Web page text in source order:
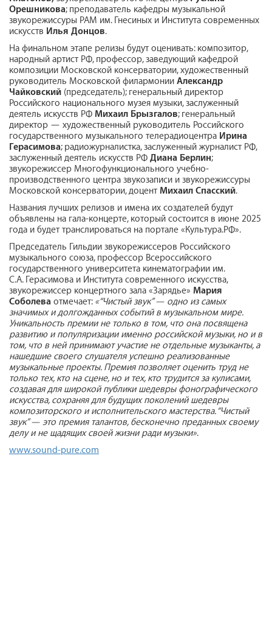
Орешникова; преподаватель кафедры музыкальной
звукорежиссуры РАМ им. Гнесиных и Института современных
искусств Илья Донцов.
На финальном этапе релизы будут оценивать: композитор,
народный артист РФ, профессор, заведующий кафедрой
композиции Московской консерватории, художественный
руководитель Московской филармонии Александр
Чайковский (председатель); генеральный директор
Российского национального музея музыки, заслуженный
деятель искусств РФ Михаил Брызгалов; генеральный
директор — художественный руководитель Российского
государственного музыкального телерадиоцентра Ирина
Герасимова; радиожурналистка, заслуженный журналист РФ,
заслуженный деятель искусств РФ Диана Берлин;
звукорежиссер Многофункционального учебно-
производственного центра звукозаписи и звукорежиссуры
Московской консерватории, доцентМихаил Спасский.
Названия лучших релизов и имена их создателей будут
объявлены на гала-концерте, который состоится в июне 2025
года и будет транслироваться на портале «Культура.РФ».
Председатель Гильдии звукорежиссеров Российского
музыкального союза, профессор Всероссийского
государственного университета кинематографии им.
С.А. Герасимова и Института современного искусства,
звукорежиссер концертного зала «Зарядье» Мария
Соболева отмечает: «“Чистый звук” — одно из самых
значимых и долгожданных событий в музыкальном мире.
Уникальность премии не только в том, что она посвящена
развитию и популяризации именно российской музыки, но и в
том, что в ней принимают участие не отдельные музыканты, а
нашедшие своего слушателя успешно реализованные
музыкальные проекты. Премия позволяет оценить труд не
только тех, кто на сцене, но и тех, кто трудится за кулисами,
создавая для широкой публики шедевры фонографического
искусства, сохраняя для будущих поколений шедевры
композиторского и исполнительского мастерства. “Чистый
звук” — это премия талантов, бесконечно преданных своему
делу и не щадящих своей жизни ради музыки».
www.sound-pure.com